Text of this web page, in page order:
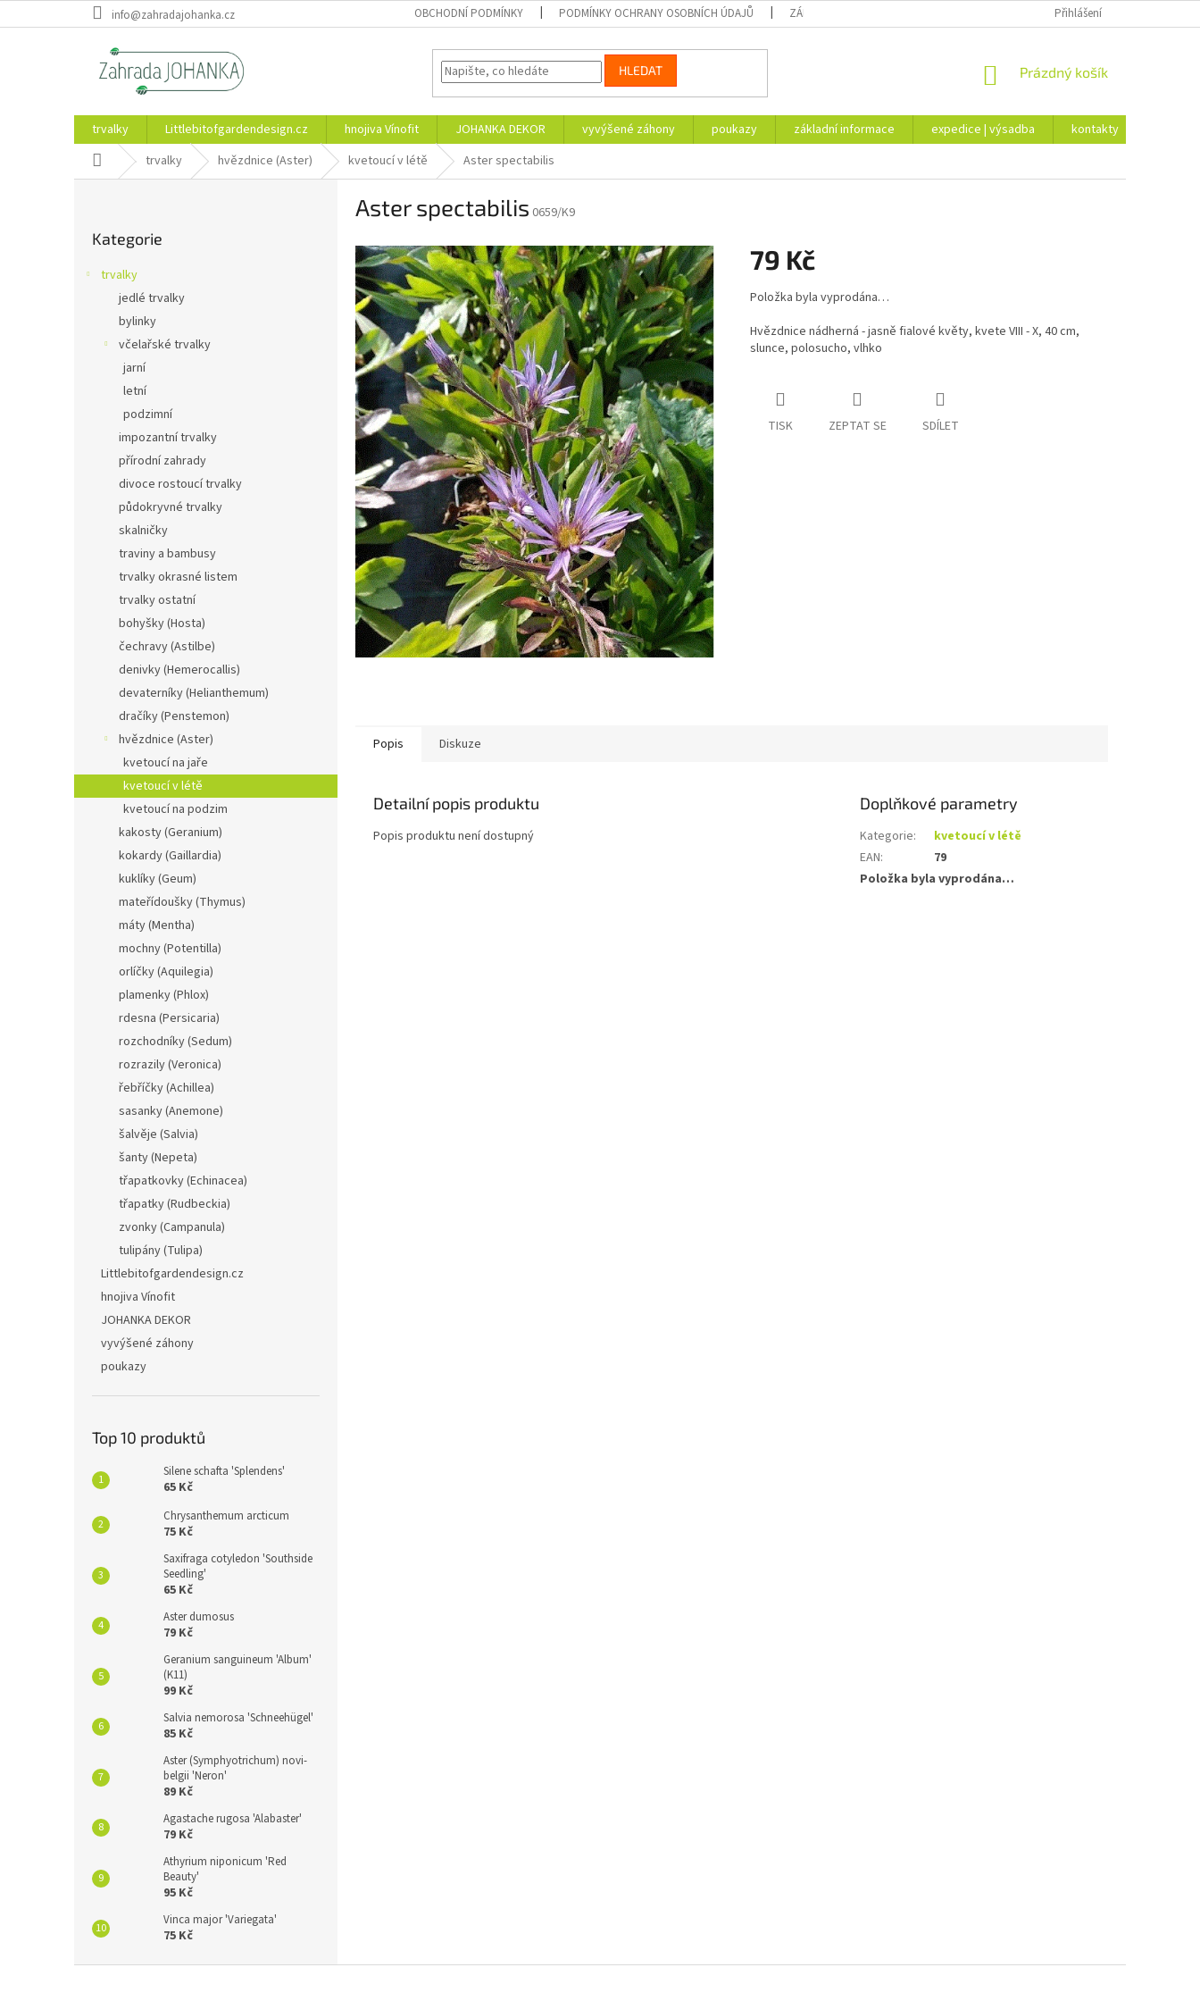
na
info@zahradajohanka.cz OBCHODNÍ PODMÍNKY PODMÍNKY OCHRANY OSOBNÍCH ÚDAJŮ ZÁKLADNÍ INFORMACE KONTAKTY
Přihlášení
HLEDAT
NÁKUPNÍ
Prázdný košík
trvalky Littlebitofgardendesign.cz hnojiva Vínofit JOHANKA DEKOR vyvýšené záhony poukazy základní informace expedice | výsadba
kontakty
Domů trvalky hvězdnice (Aster) kvetoucí v létě Aster spectabilis
kategorie
Kategorie
trvalky
jedlé trvalky
bylinky
včelařské trvalky
jarní
letní
podzimní
impozantní trvalky
přírodní zahrady
divoce rostoucí trvalky
půdokryvné trvalky
skalničky
traviny a bambusy
trvalky okrasné listem
trvalky ostatní
bohyšky (Hosta)
čechravy (Astilbe)
denivky (Hemerocallis)
devaterníky (Helianthemum)
dračíky (Penstemon)
hvězdnice (Aster)
kvetoucí na jaře
kvetoucí v létě
kvetoucí na podzim
kakosty (Geranium)
kokardy (Gaillardia)
kuklíky (Geum)
mateřídoušky (Thymus)
máty (Mentha)
mochny (Potentilla)
orlíčky (Aquilegia)
plamenky (Phlox)
rdesna (Persicaria)
rozchodníky (Sedum)
rozrazily (Veronica)
řebříčky (Achillea)
sasanky (Anemone)
šalvěje (Salvia)
šanty (Nepeta)
třapatkovky (Echinacea)
třapatky (Rudbeckia)
zvonky (Campanula)
tulipány (Tulipa)
Littlebitofgardendesign.cz
hnojiva Vínofit
JOHANKA DEKOR
vyvýšené záhony
poukazy
Top 10 produktů
Silene schafta 'Splendens'
65 Kč
Chrysanthemum arcticum
75 Kč
Saxifraga cotyledon 'Southside
Seedling'
65 Kč
Aster dumosus
79 Kč
Geranium sanguineum 'Album'
(K11)
99 Kč
Salvia nemorosa 'Schneehügel'
85 Kč
Aster (Symphyotrichum) novi-
belgii 'Neron'
89 Kč
Agastache rugosa 'Alabaster'
79 Kč
Athyrium niponicum 'Red
Beauty'
95 Kč
Vinca major 'Variegata'
75 Kč
Aster spectabilis 0659/K9
79 Kč
Měrná
cena:
Položka byla vyprodána…
Hvězdnice nádherná - jasně fialové květy, kvete VIII - X, 40 cm,
slunce, polosucho, vlhko
TISK ZEPTAT SE SDÍLET
Popis Diskuze
Detailní popis produktu
Popis produktu není dostupný
Doplňkové parametry
Kategorie:
kvetoucí v létě
EAN:
79
Položka byla vyprodána…